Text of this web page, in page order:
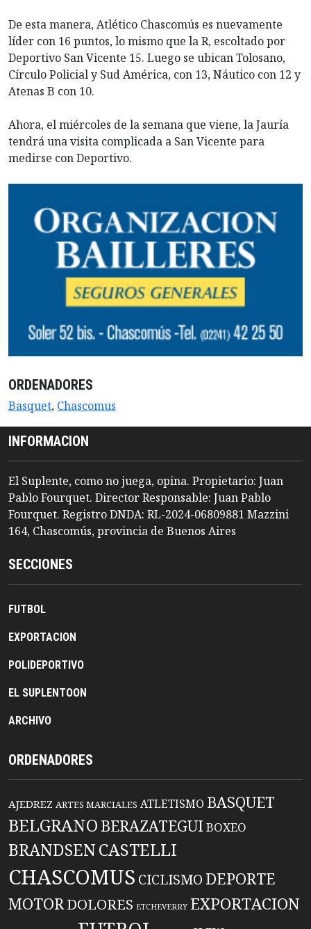
De esta manera, Atlético Chascomús es nuevamente
líder con 16 puntos, lo mismo que la R, escoltado por
Deportivo San Vicente 15. Luego se ubican Tolosano,
Círculo Policial y Sud América, con 13, Náutico con 12 y
Atenas B con 10.
Ahora, el miércoles de la semana que viene, la Jauría
tendrá una visita complicada a San Vicente para
medirse con Deportivo.
ORDENADORES
Basquet, Chascomus
INFORMACION
El Suplente, como no juega, opina. Propietario: Juan
Pablo Fourquet. Director Responsable: Juan Pablo
Fourquet. Registro DNDA: RL-2024-06809881 Mazzini
164, Chascomús, provincia de Buenos Aires
SECCIONES
FUTBOL
EXPORTACION
POLIDEPORTIVO
EL SUPLENTOON
ARCHIVO
ORDENADORES
AJEDREZ ARTES MARCIALES ATLETISMO BASQUET
BELGRANO BERAZATEGUIBOXEO
BRANDSENCASTELLI
CHASCOMUS CICLISMO DEPORTE
MOTORDOLORES ETCHEVERRY EXPORTACION